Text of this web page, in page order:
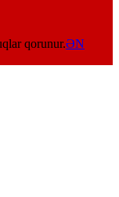
qorunur.ƏN